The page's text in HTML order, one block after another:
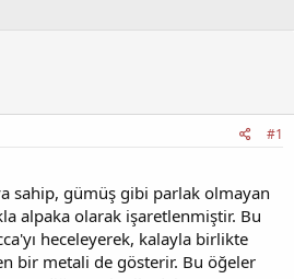
#1
sahip, gümüş gibi parlak olmayan
alpaka olarak işaretlenmiştir. Bu
heceleyerek, kalayla birlikte
bir metali de gösterir. Bu öğeler